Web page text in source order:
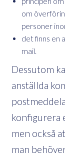
om
personer
det finns en
mail.
Dessutom
anställda
konfigurera
men också
man